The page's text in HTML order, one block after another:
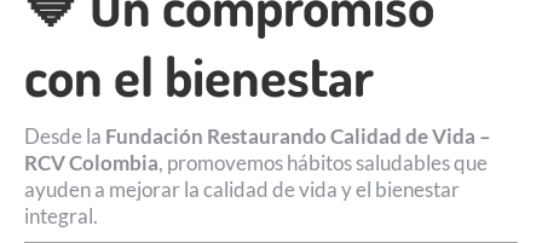
con el bienestar
Desde la Fundación Restaurando Calidad de Vida –
RCV Colombia, promovemos hábitos saludables que
ayuden a mejorar la calidad de vida y el bienestar
integral.